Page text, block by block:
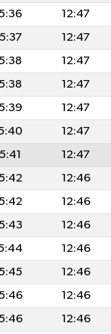
12:47
12:47
12:47
12:47
12:47
12:47
12:47
12:46
12:46
12:46
12:46
12:46
12:46
12:46